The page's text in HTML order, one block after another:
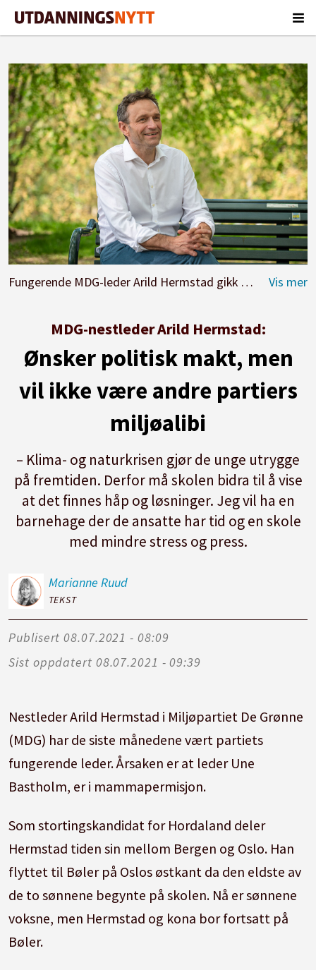
Fungerende MDG-leder Arild Hermstad gikk inn i politikken fordi han er utålmodig.
MDG-nestleder Arild Hermstad:
Ønsker politisk makt, men
vil ikke være andre partiers
miljøalibi
– Klima- og naturkrisen gjør de unge utrygge
på fremtiden. Derfor må skolen bidra til å vise
at det finnes håp og løsninger. Jeg vil ha en
barnehage der de ansatte har tid og en skole
med mindre stress og press.
Marianne Ruud
TEKST
Publisert
08.07.2021 - 08:09
Sist oppdatert
08.07.2021 - 09:39
Nestleder Arild Hermstad i Miljøpartiet De Grønne
(MDG) har de siste månedene vært partiets
fungerende leder. Årsaken er at leder Une
Bastholm, er i mammapermisjon.
Som stortingskandidat for Hordaland deler
Hermstad tiden sin mellom Bergen og Oslo. Han
flyttet til Bøler på Oslos østkant da den eldste av
de to sønnene begynte på skolen. Nå er sønnene
voksne, men Hermstad og kona bor fortsatt på
Bøler.